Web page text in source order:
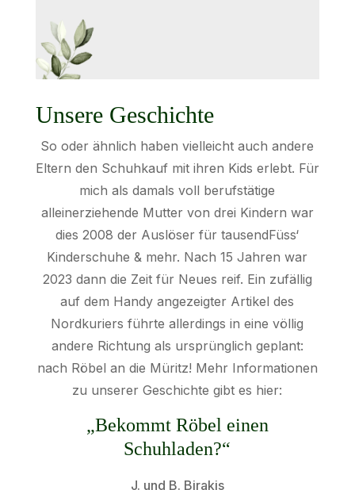
Unsere Geschichte
So oder ähnlich haben vielleicht auch andere
Eltern den Schuhkauf mit ihren Kids erlebt. Für
mich als damals voll berufstätige
alleinerziehende Mutter von drei Kindern war
dies 2008 der Auslöser für tausendFüss‘
Kinderschuhe & mehr. Nach 15 Jahren war
2023 dann die Zeit für Neues reif. Ein zufällig
auf dem Handy angezeigter Artikel des
Nordkuriers führte allerdings in eine völlig
andere Richtung als ursprünglich geplant:
nach Röbel an die Müritz! Mehr Informationen
zu unserer Geschichte gibt es hier:
„Bekommt Röbel einen
Schuhladen?“
J. und B. Birakis